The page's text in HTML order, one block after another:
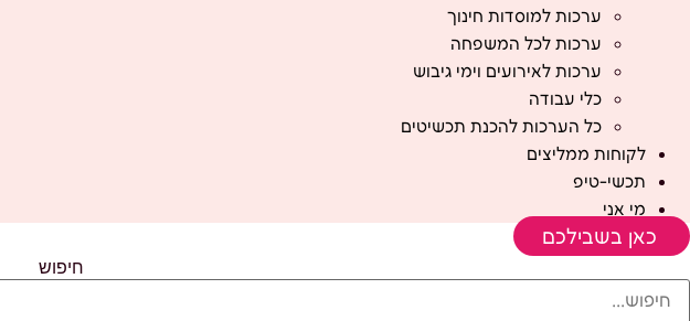
ערכות למוסדות חינוך
ערכות לכל המשפחה
ערכות לאירועים וימי גיבוש
כלי עבודה
כל הערכות להכנת תכשיטים
לקוחות ממליצים
תכשי-טיפ
מי אני
כאן בשבילכם
חיפוש